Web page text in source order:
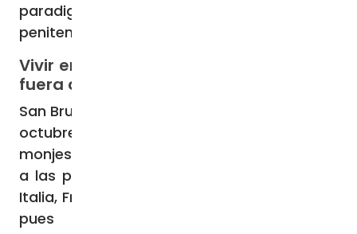
paradigma del estado de contemplación y
penitencia.
Vivir en el mundo como si se estuviese
fuera de él
San Bruno de Colonia murió el domingo 6 de
octubre de 1101. Un tiempo después, los
monjes enviaron un relato sobre su muerte
a las principales iglesias y monasterios de
Italia, Francia, Alemania, Inglaterra e Irlanda,
pues era entonces costumbre pedir